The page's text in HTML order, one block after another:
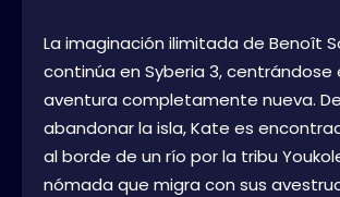
La imaginación ilimitada de Benoît
continúa en Syberia 3, centrándose
aventura completamente nueva.
abandonar la isla, Kate es
al borde de un río por la tribu
nómada que migra con sus